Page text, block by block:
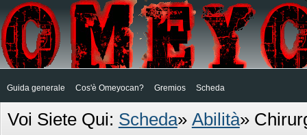
Guida generale Cos'è Omeyocan? Gremios Scheda
Voi Siete Qui: Scheda» Abilità»